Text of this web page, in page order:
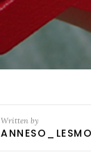
Written by